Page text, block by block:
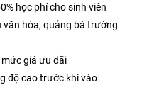
học phí cho sinh viên
hóa, quảng bá trường
giá ưu đãi
độ cao trước khi vào